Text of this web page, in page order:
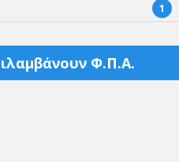
1
Φ.Π.Α.